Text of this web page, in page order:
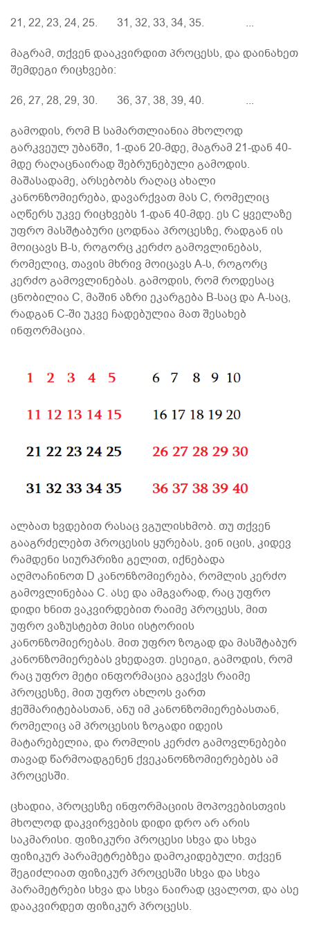
21, 22, 23, 24, 25. 31, 32, 33, 34, 35. ...
მაგრამ, თქვენ დააკვირდით პროცესს, და დაინახეთ
შემდეგი რიცხვები:
26, 27, 28, 29, 30. 36, 37, 38, 39, 40. ...
გამოდის, რომ B სამართლიანია მხოლოდ
გარკვეულ უბანში, 1-დან 20-მდე, მაგრამ 21-დან 40-
მდე რაღაცნაირად შებრუნებული გამოდის.
მაშასადამე, არსებობს რაღაც ახალი
კანონზომიერება, დავარქვათ მას C, რომელიც
აღწერს უკვე რიცხვებს 1-დან 40-მდე. ეს C ყველაზე
უფრო მასშტაბური ცოდნაა პროცესზე, რადგან ის
მოიცავს B-ს, როგორც კერძო გამოვლინებას,
რომელიც, თავის მხრივ მოიცავს A-ს, როგორც
კერძო გამოვლინებას. გამოდის, რომ როდესაც
ცნობილია C, მაშინ აზრი ეკარგება B-საც და A-საც,
რადგან C-ში უკვე ჩადებულია მათ შესახებ
ინფორმაცია.
ალბათ ხვდებით რასაც ვგულისხმობ. თუ თქვენ
გააგრძელებთ პროცესის ყურებას, ვინ იცის, კიდევ
რამდენი სიურპრიზი გელით, იქნებადა
აღმოაჩინოთ D კანონზომიერება, რომლის კერძო
გამოვლინებაა C. ასე და ამგვარად, რაც უფრო
დიდი ხნით ვაკვირდებით რაიმე პროცესს, მით
უფრო ვაზუსტებთ მისი ისტორიის
კანონზომიერებას. მით უფრო ზოგად და მასშტაბურ
კანონზომიერებას ვხედავთ. ესეიგი, გამოდის, რომ
რაც უფრო მეტი ინფორმაცია გვაქვს რაიმე
პროცესზე, მით უფრო ახლოს ვართ
ჭეშმარიტებასთან, ანუ იმ კანონზომიერებასთან,
რომელიც ამ პროცესის ზოგადი იდეის
მატარებელია, და რომლის კერძო გამოვლნებები
თავად წარმოადგენენ ქვეკანონზომიერებებს ამ
პროცესში.
ცხადია, პროცესზე ინფორმაციის მოპოვებისთვის
მხოლოდ დაკვირვების დიდი დრო არ არის
საკმარისი. ფიზიკური პროცესი სხვა და სხვა
ფიზიკურ პარამეტრებზეა დამოკიდებული. თქვენ
შეგიძლიათ ფიზიკურ პროცესში სხვა და სხვა
პარამეტრები სხვა და სხვა ნაირად ცვალოთ, და ასე
დააკვირდეთ ფიზიკურ პროცესს.